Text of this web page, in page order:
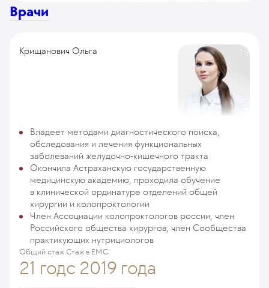
Врачи
Крищанович Ольга
Владеет методами диагностического поиска,
обследования и лечения функциональных
заболеваний желудочно-кишечного тракта
Окончила Астраханскую государственную
медицинскую академию, проходила обучение
в клинической ординатуре отделений общей
хирургии и колопроктологии
Член Ассоциации колопроктологов россии, член
Российского общества хирургов, член Сообщества
практикующих нутрициологов
Общий стаж
21 год
Стаж в ЕМС
с 2019 года